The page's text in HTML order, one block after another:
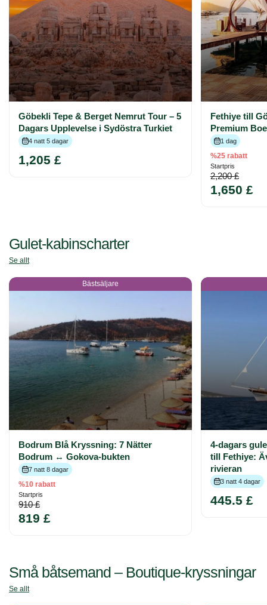
Göbekli Tepe & Berget Nemrut Tour – 5
Dagars Upplevelse i Sydöstra Turkiet
4 natt 5 dagar
1,205 £
Fethiye till
Premium
1 dag
%25 rabatt
Startpris
2,200 £
1,650 £
Gulet-kabinscharter
Se allt
Bästsäljare
Bodrum Blå Kryssning: 7 Nätter
Bodrum ↔ Gokova-bukten
7 natt 8 dagar
%10 rabatt
Startpris
910 £
819 £
4-dagars
till Fethiye:
rivieran
3 natt 4 dagar
445.5 £
Små båtsemand – Boutique-kryssningar
Se allt